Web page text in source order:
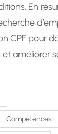
En
CPF pour
améliorer
Compétences